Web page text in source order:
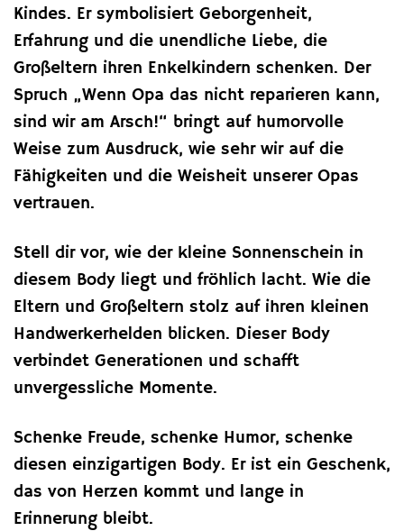
Kindes. Er symbolisiert Geborgenheit,
Erfahrung und die unendliche Liebe, die
Großeltern ihren Enkelkindern schenken. Der
Spruch „Wenn Opa das nicht reparieren kann,
sind wir am Arsch!“ bringt auf humorvolle
Weise zum Ausdruck, wie sehr wir auf die
Fähigkeiten und die Weisheit unserer Opas
vertrauen.
Stell dir vor, wie der kleine Sonnenschein in
diesem Body liegt und fröhlich lacht. Wie die
Eltern und Großeltern stolz auf ihren kleinen
Handwerkerhelden blicken. Dieser Body
verbindet Generationen und schafft
unvergessliche Momente.
Schenke Freude, schenke Humor, schenke
diesen einzigartigen Body. Er ist ein Geschenk,
das von Herzen kommt und lange in
Erinnerung bleibt.